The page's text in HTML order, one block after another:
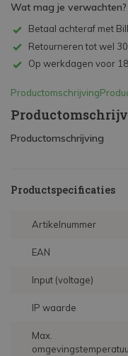
Wat mag je verwachten?
Betaal achteraf met
Retourneren tot wel
Op werkdagen voor
Productomschrijving
Productomschrijving
Productspecificaties
Artikelnummer
EAN
Input (voltage)
IP waarde
Max.